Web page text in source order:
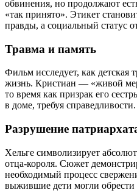
обвинения, но продолжают
«так принято». Этикет
правды, а социальный статус
Травма и память
Фильм исследует, как детская
жизнь. Кристиан — «живой
то время как призрак его
в доме, требуя справедливости.
Разрушение
Хельге символизирует
отца-короля. Сюжет
необходимый процесс
выжившие дети могли обрести